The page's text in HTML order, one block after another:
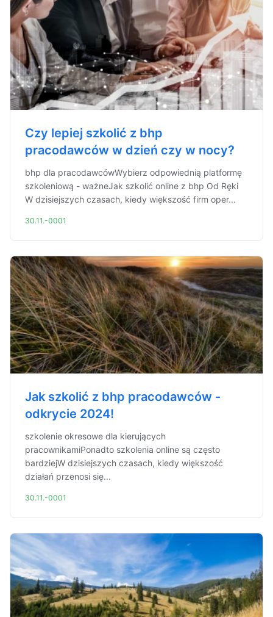
Czy lepiej szkolić z bhp
pracodawców w dzień czy w nocy?
bhp dla pracodawcówWybierz odpowiednią platformę
szkoleniową - ważneJak szkolić online z bhp Od Ręki
W dzisiejszych czasach, kiedy większość firm oper...
30.11.-0001
Jak szkolić z bhp pracodawców -
odkrycie 2024!
szkolenie okresowe dla kierujących
pracownikamiPonadto szkolenia online są często
bardziejW dzisiejszych czasach, kiedy większość
działań przenosi się...
30.11.-0001